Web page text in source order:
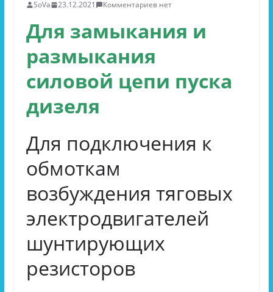
SoVa 23.12.2021 Комментариев нет
Для замыкания и
размыкания
силовой цепи пуска
дизеля
Для подключения к
обмоткам
возбуждения тяговых
электродвигателей
шунтирующих
резисторов